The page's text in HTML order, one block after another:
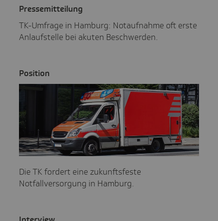
Pres­se­mit­tei­lung
TK-Umfrage in Hamburg: Notaufnahme oft erste
Anlaufstelle bei akuten Beschwerden.
Posi­tion
Die TK fordert eine zukunftsfeste
Notfallversorgung in Hamburg.